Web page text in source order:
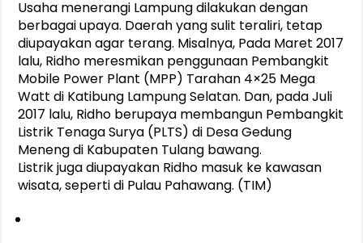
Usaha menerangi Lampung dilakukan dengan
berbagai upaya. Daerah yang sulit teraliri, tetap
diupayakan agar terang. Misalnya, Pada Maret 2017
lalu, Ridho meresmikan penggunaan Pembangkit
Mobile Power Plant (MPP) Tarahan 4×25 Mega
Watt di Katibung Lampung Selatan. Dan, pada Juli
2017 lalu, Ridho berupaya membangun Pembangkit
Listrik Tenaga Surya (PLTS) di Desa Gedung
Meneng di Kabupaten Tulang bawang.
Listrik juga diupayakan Ridho masuk ke kawasan
wisata, seperti di Pulau Pahawang. (TIM)